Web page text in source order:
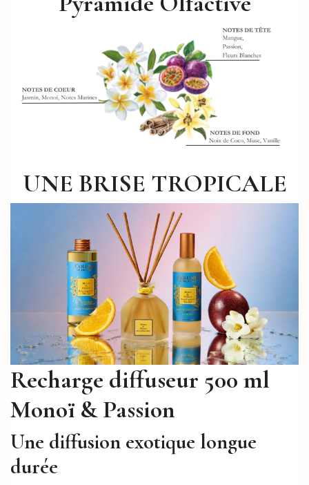
UNE BRISE TROPICALE
Recharge diffuseur 500 ml
Monoï & Passion
Une diffusion exotique longue
durée